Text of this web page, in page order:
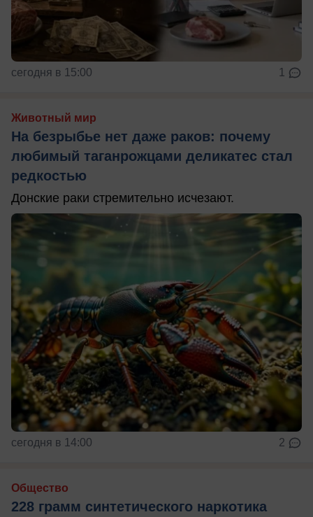
сегодня в 15:00 1
Животный мир
На безрыбье нет даже раков: почему
любимый таганрожцами деликатес стал
редкостью
Донские раки стремительно исчезают.
сегодня в 14:00 2
Общество
228 грамм синтетического наркотика